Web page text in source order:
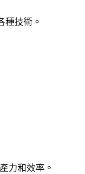
種技術。
力和效率。